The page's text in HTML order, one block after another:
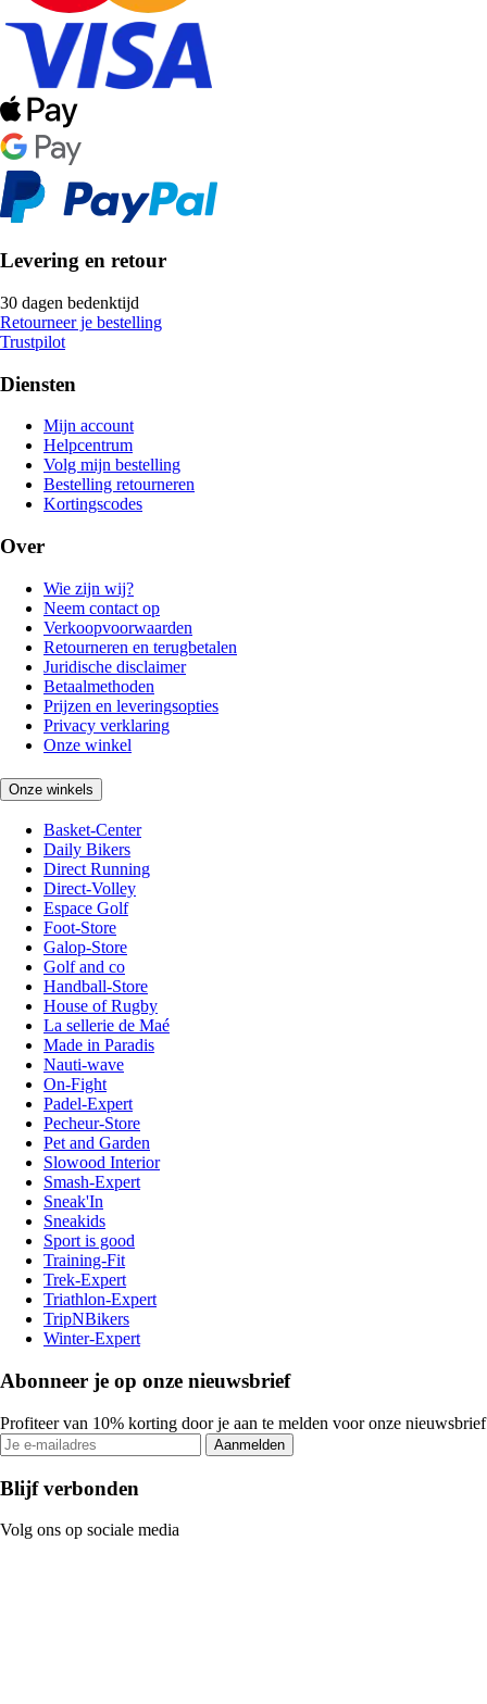
Levering en retour
30 dagen bedenktijd
Retourneer je bestelling
Trustpilot
Diensten
Mijn account
Helpcentrum
Volg mijn bestelling
Bestelling retourneren
Kortingscodes
Over
Wie zijn wij?
Neem contact op
Verkoopvoorwaarden
Retourneren en terugbetalen
Juridische disclaimer
Betaalmethoden
Prijzen en leveringsopties
Privacy verklaring
Onze winkel
Onze winkels
Basket-Center
Daily Bikers
Direct Running
Direct-Volley
Espace Golf
Foot-Store
Galop-Store
Golf and co
Handball-Store
House of Rugby
La sellerie de Maé
Made in Paradis
Nauti-wave
On-Fight
Padel-Expert
Pecheur-Store
Pet and Garden
Slowood Interior
Smash-Expert
Sneak'In
Sneakids
Sport is good
Training-Fit
Trek-Expert
Triathlon-Expert
TripNBikers
Winter-Expert
Abonneer je op onze nieuwsbrief
Profiteer van 10% korting door je aan te melden voor onze nieuwsbrief
Aanmelden
Blijf verbonden
Volg ons op sociale media